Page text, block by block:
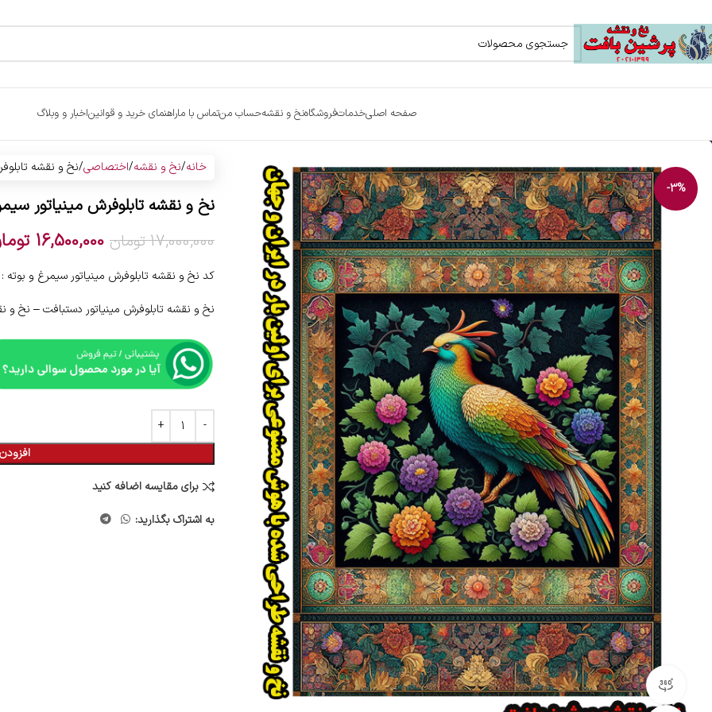
صفحه اصلیخدماتفروشگاهنخ و نقشهحساب منتماس با ماراهنمای خرید و قوانیناخبار و وبلاگ
-3%
مشاهده 360 درجه
خانه نخ و نقشه اختصاصی نخ و نقشه
نخ و نقشه تابلوفرش مینیاتور
17,000,000 تومان 16,500,000
کد نخ و نقشه تابلوفرش مینیاتور سیمرغ و بوته : 871475
نخ و نقشه تابلوفرش مینیاتور دستبافت – نخ و
برای مقایسه اضافه کنید
به اشتراک بگذارید: